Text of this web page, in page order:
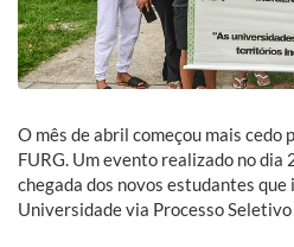
O mês de abril começou mais cedo
FURG. Um evento realizado no dia
chegada dos novos estudantes que
Universidade via Processo